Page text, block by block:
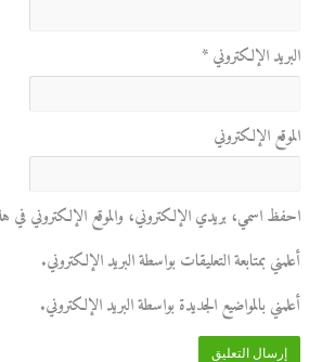
البريد الإلكتروني*
الموقع الإلكتروني
احفظ اسمي، بريدي الإلكتروني، والموقع الإلكتروني في
أعلمني بمتابعة التعليقات بواسطة البريد الإلكتروني.
أعلمني بالمواضيع الجديدة بواسطة البريد الإلكتروني.